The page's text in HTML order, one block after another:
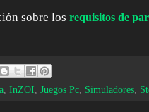
sobre los requisitos de
, InZOI, Juegos Pc, Simuladores,